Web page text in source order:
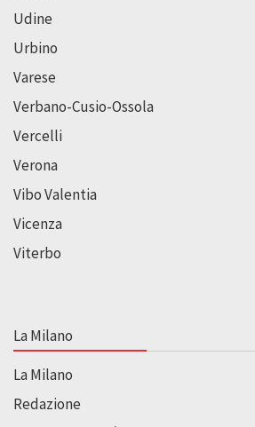
Udine
Urbino
Varese
Verbano-Cusio-Ossola
Vercelli
Verona
Vibo Valentia
Vicenza
Viterbo
La Milano
La Milano
Redazione